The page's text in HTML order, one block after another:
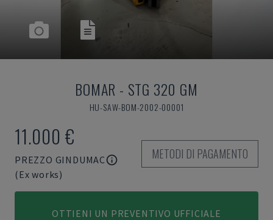
BOMAR - STG 320 GM
HU-SAW-BOM-2002-00001
11.000 €
PREZZO GINDUMAC
(Ex works)
METODI DI PAGAMENTO
OTTIENI UN PREVENTIVO UFFICIALE